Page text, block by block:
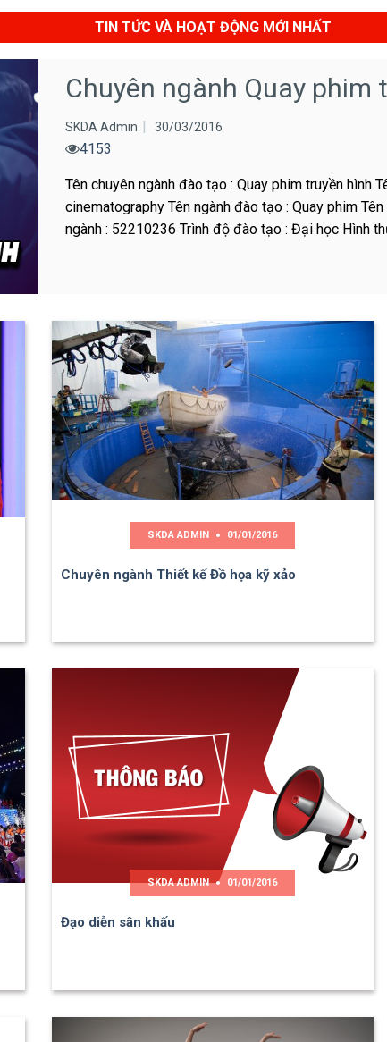
TIN TỨC VÀ HOẠT ĐỘNG MỚI NHẤT
Chuyên ngành Quay phim
SKDA Admin 30/03/2016
4153
Tên chuyên ngành đào tạo : Quay phim truyền hình
cinematography Tên ngành đào tạo : Quay phim
ngành : 52210236 Trình độ đào tạo : Đại học Hình
SKDA ADMIN 01/01/2016
Chuyên ngành Thiết kế Đồ họa kỹ xảo
SKDA ADMIN 01/01/2016
Đạo diễn sân khấu